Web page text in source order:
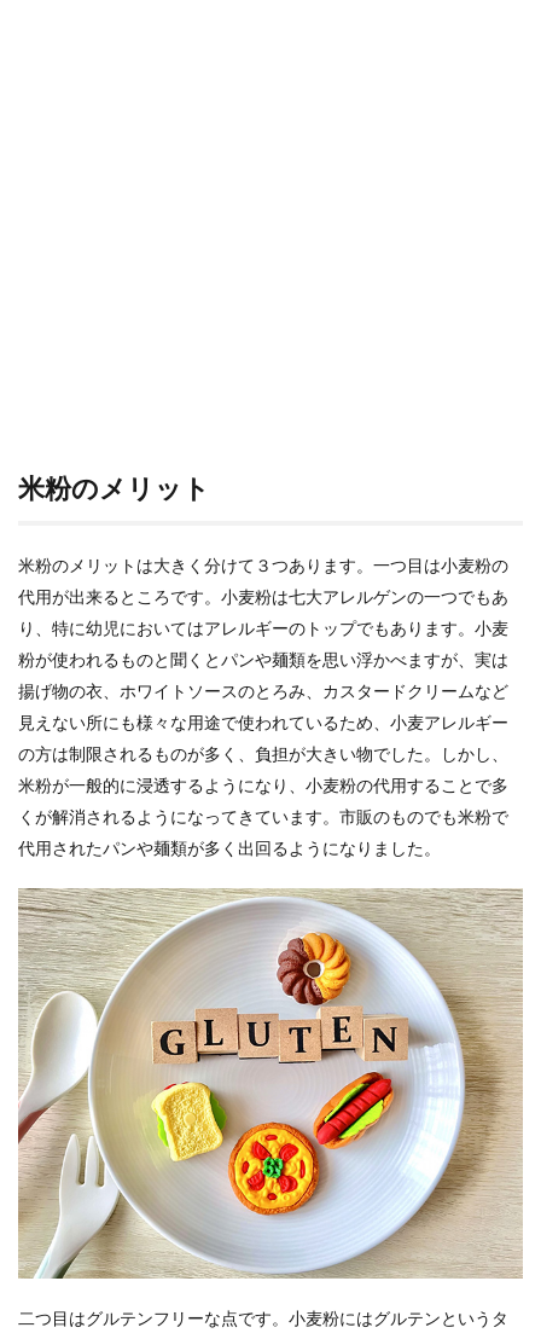
米粉のメリット
米粉のメリットは大きく分けて３つあります。一つ目は小麦粉の
代用が出来るところです。小麦粉は七大アレルゲンの一つでもあ
り、特に幼児においてはアレルギーのトップでもあります。小麦
粉が使われるものと聞くとパンや麺類を思い浮かべますが、実は
揚げ物の衣、ホワイトソースのとろみ、カスタードクリームなど
見えない所にも様々な用途で使われているため、小麦アレルギー
の方は制限されるものが多く、負担が大きい物でした。しかし、
米粉が一般的に浸透するようになり、小麦粉の代用することで多
くが解消されるようになってきています。市販のものでも米粉で
代用されたパンや麺類が多く出回るようになりました。
二つ目はグルテンフリーな点です。小麦粉にはグルテンというタ